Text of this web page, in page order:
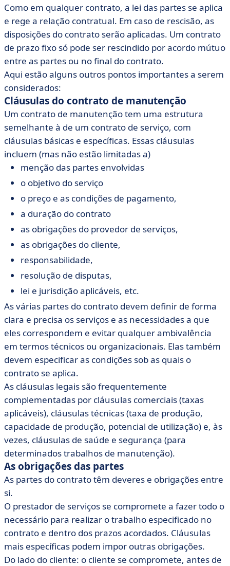
Como em qualquer contrato, a lei das partes se aplica
e rege a relação contratual. Em caso de rescisão, as
disposições do contrato serão aplicadas. Um contrato
de prazo fixo só pode ser rescindido por acordo mútuo
entre as partes ou no final do contrato.
Aqui estão alguns outros pontos importantes a serem
considerados:
Cláusulas do contrato de manutenção
Um contrato de manutenção tem uma estrutura
semelhante à de um contrato de serviço, com
cláusulas básicas e específicas. Essas cláusulas
incluem (mas não estão limitadas a)
menção das partes envolvidas
o objetivo do serviço
o preço e as condições de pagamento,
a duração do contrato
as obrigações do provedor de serviços,
as obrigações do cliente,
responsabilidade,
resolução de disputas,
lei e jurisdição aplicáveis, etc.
As várias partes do contrato devem definir de forma
clara e precisa os serviços e as necessidades a que
eles correspondem e evitar qualquer ambivalência
em termos técnicos ou organizacionais. Elas também
devem especificar as condições sob as quais o
contrato se aplica.
As cláusulas legais são frequentemente
complementadas por cláusulas comerciais (taxas
aplicáveis), cláusulas técnicas (taxa de produção,
capacidade de produção, potencial de utilização) e, às
vezes, cláusulas de saúde e segurança (para
determinados trabalhos de manutenção).
As obrigações das partes
As partes do contrato têm deveres e obrigações entre
si.
O prestador de serviços se compromete a fazer todo o
necessário para realizar o trabalho especificado no
contrato e dentro dos prazos acordados. Cláusulas
mais específicas podem impor outras obrigações.
Do lado do cliente: o cliente se compromete, antes de